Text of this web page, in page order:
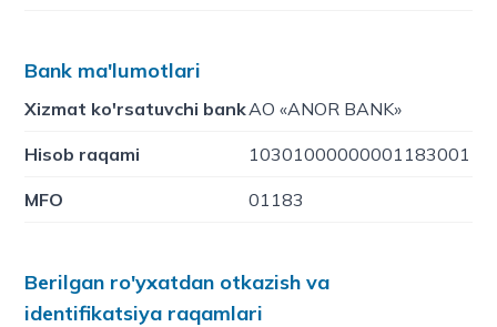
Bank ma'lumotlari
Xizmat ko'rsatuvchi bankАО «ANOR BANK»
Hisob raqami 10301000000001183001
MFO 01183
Berilgan ro'yxatdan otkazish va
identifikatsiya raqamlari